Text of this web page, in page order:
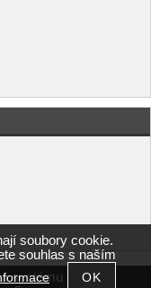
systému
tvorba
soubory cookie.
souhlas s naším